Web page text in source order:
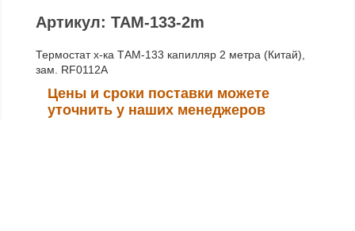
Артикул: TAM-133-2m
Термостат х-ка ТАМ-133 капилляр 2 метра (Китай),
зам. RF0112A
Цены и сроки поставки можете
уточнить у наших менеджеров